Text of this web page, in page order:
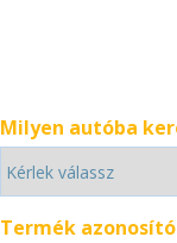
Milyen autóba
Termék